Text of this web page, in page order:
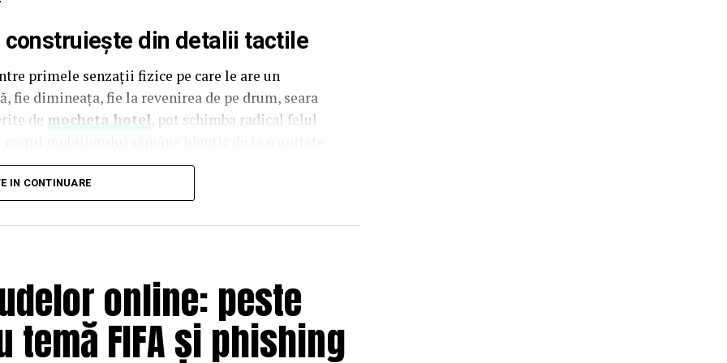
din detalii tactile
primele senzații fizice pe care le are un
fie dimineața, fie la revenirea de pe drum, seara
de mocheta hotel, pot schimba radical felul
și percepția termică a spațiului. O
subiectiv, mai puțin îngrijită, indiferent de
în mobilier și decor, dar tratează pardoseala
bugetului de amenajare, atunci când
oricărui sejur
IN CONTINUARE
online: peste
temă FIFA și phishing